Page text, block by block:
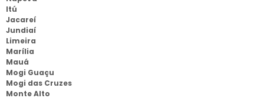
Itú
Jacareí
Jundiaí
Limeira
Marília
Mauá
Mogi Guaçu
Mogi das Cruzes
Monte Alto